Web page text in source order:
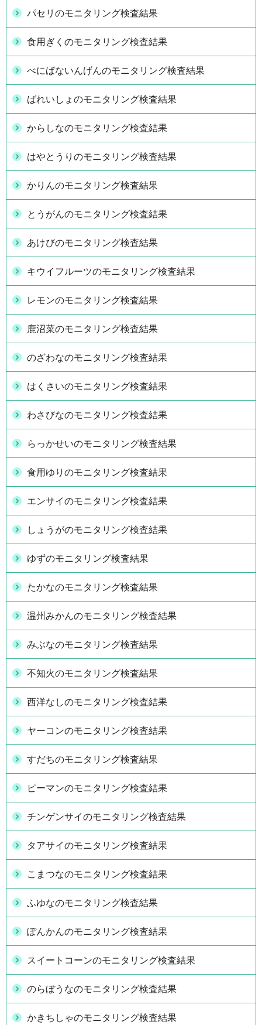
パセリのモニタリング検査結果
食用ぎくのモニタリング検査結果
べにばないんげんのモニタリング検査結果
ばれいしょのモニタリング検査結果
からしなのモニタリング検査結果
はやとうりのモニタリング検査結果
かりんのモニタリング検査結果
とうがんのモニタリング検査結果
あけびのモニタリング検査結果
キウイフルーツのモニタリング検査結果
レモンのモニタリング検査結果
鹿沼菜のモニタリング検査結果
のざわなのモニタリング検査結果
はくさいのモニタリング検査結果
わさびなのモニタリング検査結果
らっかせいのモニタリング検査結果
食用ゆりのモニタリング検査結果
エンサイのモニタリング検査結果
しょうがのモニタリング検査結果
ゆずのモニタリング検査結果
たかなのモニタリング検査結果
温州みかんのモニタリング検査結果
みぶなのモニタリング検査結果
不知火のモニタリング検査結果
西洋なしのモニタリング検査結果
ヤーコンのモニタリング検査結果
すだちのモニタリング検査結果
ピーマンのモニタリング検査結果
チンゲンサイのモニタリング検査結果
タアサイのモニタリング検査結果
こまつなのモニタリング検査結果
ふゆなのモニタリング検査結果
ぽんかんのモニタリング検査結果
スイートコーンのモニタリング検査結果
のらぼうなのモニタリング検査結果
かきちしゃのモニタリング検査結果